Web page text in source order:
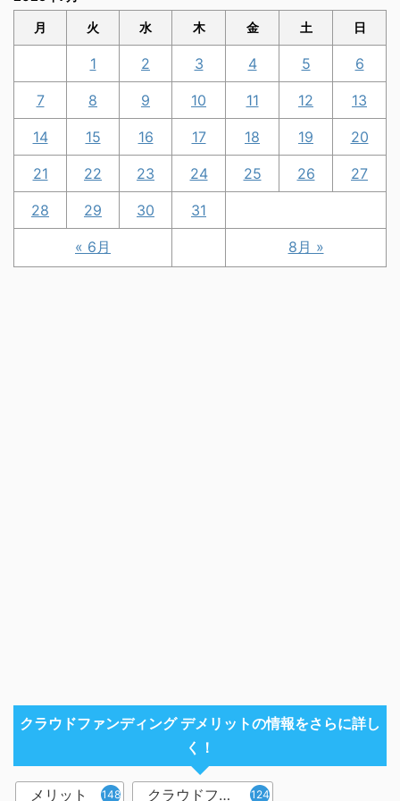
月 火 水 木 金 土 日
« 6月 8月 »
1 2 3 4 5 6
7 8 9 10 11 12 13
14 15 16 17 18 19 20
21 22 23 24 25 26 27
28 29 30 31
クラウドファンディング デメリットの情報をさらに詳し
く！
メリット 148 クラウドファンディング 124